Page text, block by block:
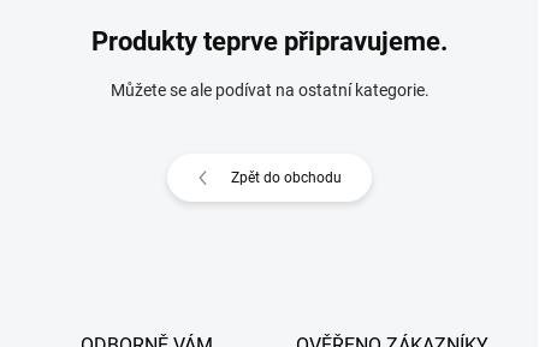
Produkty teprve připravujeme.
Můžete se ale podívat na ostatní kategorie.
Zpět do obchodu